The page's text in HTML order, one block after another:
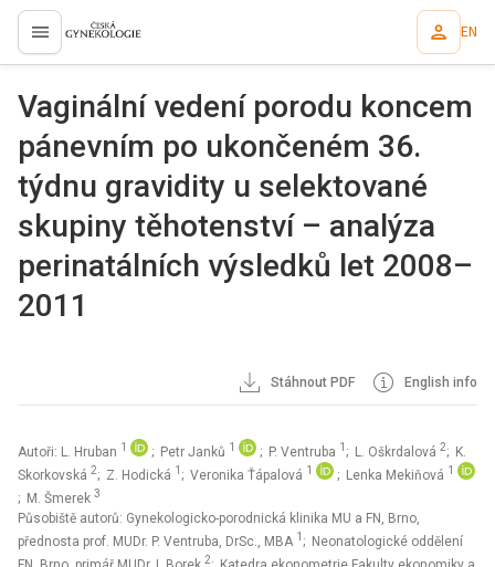
proLékaře.cz EN
Vaginální vedení porodu koncem
pánevním po ukončeném 36.
týdnu gravidity u selektované
skupiny těhotenství – analýza
perinatálních výsledků let 2008–
2011
Stáhnout PDF English info
Autoři: L. Hruban 1 ; Petr Janků 1 ; P. Ventruba 1 ; L. Oškrdalová 2; K.
Skorkovská 2; Z. Hodická 1 ; Veronika Ťápalová 1 ; Lenka Mekiňová 1
; M. Šmerek 3
Působiště autorů: Gynekologicko-porodnická klinika MU a FN, Brno,
přednosta prof. MUDr. P. Ventruba, DrSc., MBA 1 ; Neonatologické oddělení
2